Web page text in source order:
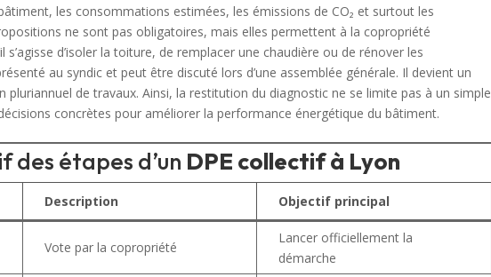
les consommations estimées, les émissions de CO₂ et surtout les
ne sont pas obligatoires, mais elles permettent à la copropriété
s’agisse d’isoler la toiture, de remplacer une chaudière ou de rénover les
au syndic et peut être discuté lors d’une assemblée générale. Il devient un
pluriannuel de travaux. Ainsi, la restitution du diagnostic ne se limite pas à un simple
concrètes pour améliorer la performance énergétique du bâtiment.
étapes d’un DPE collectif à Lyon
Description Objectif principal
Vote par la copropriété
Lancer officiellement la
démarche